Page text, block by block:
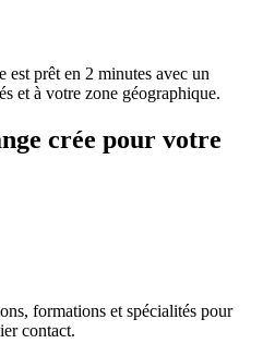
prêt en 2 minutes avec un
et à votre zone géographique.
crée pour votre
formations et spécialités pour
contact.